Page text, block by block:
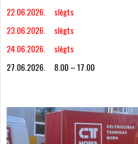
22.06.2026. slēgts
23.06.2026. slēgts
24.06.2026. slēgts
27.06.2026. 8.00 – 17.00